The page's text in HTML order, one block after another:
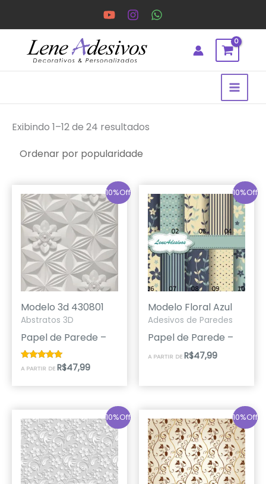
conteúdo
Exibindo 1–12 de 24 resultados
10%Off
Modelo 3d 430801
Abstratos 3D
Papel de Parede –
Avaliação
A PARTIR DE R$47,99
10%Off
Modelo Floral Azul
Adesivos de Paredes
Papel de Parede –
A PARTIR DE R$47,99
10%Off 10%Off